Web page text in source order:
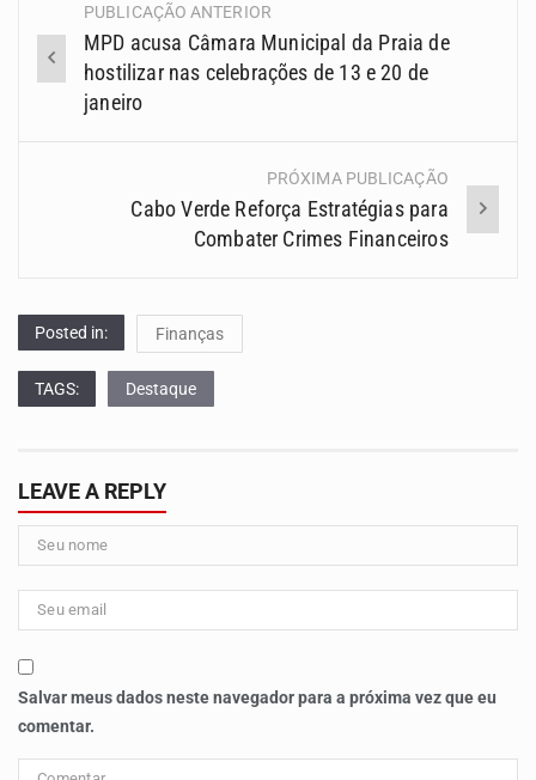
Navegação
(Posts)
PUBLICAÇÃO ANTERIOR
MPD acusa Câmara Municipal da Praia de
hostilizar nas celebrações de 13 e 20 de
janeiro
PRÓXIMA PUBLICAÇÃO
Cabo Verde Reforça Estratégias para
Combater Crimes Financeiros
Posted in: Finanças
TAGS: Destaque
LEAVE A REPLY
Salvar meus dados neste navegador para a próxima vez que eu
comentar.